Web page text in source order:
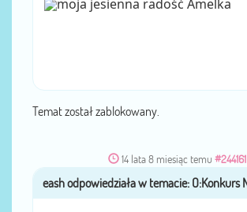
moja jesienna radość Amelka
Temat został zablokowany.
14 lata 8 miesiąc temu #244161
przezeash